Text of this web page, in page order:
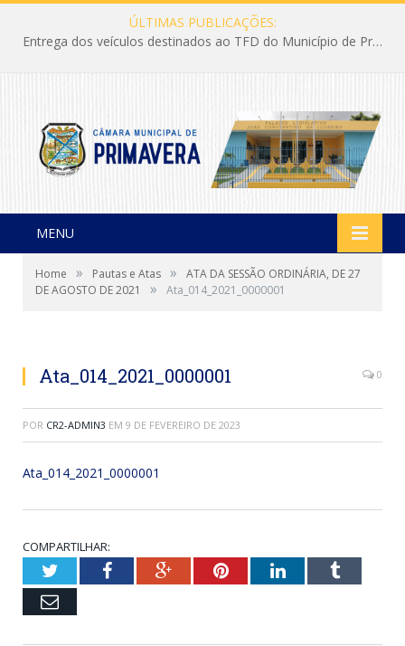
ÚLTIMAS PUBLICAÇÕES:
Entrega dos veículos destinados ao TFD do Município de Primavera
MENU
Home » Pautas e Atas »
ATA DA SESSÃO ORDINÁRIA, DE 27
DE AGOSTO DE 2021
» Ata_014_2021_0000001
Ata_014_2021_0000001 0
POR CR2-ADMIN3 EM 9 DE FEVEREIRO DE 2023
Ata_014_2021_0000001
COMPARTILHAR:
TwitterFacebookGoogle+PinterestLinkedInTumblr
Email